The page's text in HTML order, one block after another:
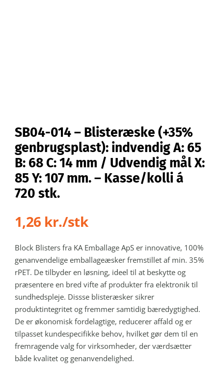
SB04-014 – Blisteræske (+35%
genbrugsplast): indvendig A: 65
B: 68 C: 14 mm / Udvendig mål X:
85 Y: 107 mm. – Kasse/kolli á
720 stk.
1,26 kr./stk
Block Blisters fra KA Emballage ApS er innovative, 100%
genanvendelige emballageæsker fremstillet af min. 35%
rPET. De tilbyder en løsning, ideel til at beskytte og
præsentere en bred vifte af produkter fra elektronik til
sundhedspleje. Dissse blisteræsker sikrer
produktintegritet og fremmer samtidig bæredygtighed.
De er økonomisk fordelagtige, reducerer affald og er
tilpasset kundespecifikke behov, hvilket gør dem til en
fremragende valg for virksomheder, der værdsætter
både kvalitet og genanvendelighed.